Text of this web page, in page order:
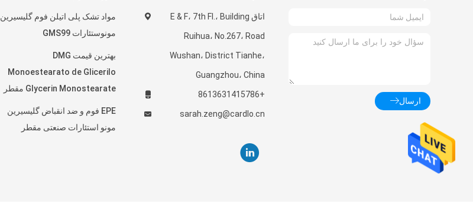
مواد تشک پلی اتیلن فوم گلیسیرین
مونوستئارات GMS99
بهترین قیمت DMG
Monoestearato de Glicerilo
Glycerin Monostearate مقطر
EPE فوم و ضد انقباض گلیسیرین
مونو استئارات صنعتی مقطر
اتاق E & F، 7th Fl.، Building
Ruihua، No.267، Road
Wushan، District Tianhe،
Guangzhou، China
+8613631415786
sarah.zeng@cardlo.cn
ارسال